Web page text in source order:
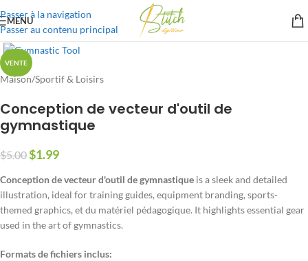
Passer à la navigation
Passer au contenu principal
MENU
VENTE
Maison/Sportif & Loisirs
Conception de vecteur d'outil de
gymnastique
$5.00$1.99
Conception de vecteur d'outil de gymnastique is a sleek and detailed
illustration, ideal for training guides,equipment branding,sports-
themed graphics, et du matériel pédagogique. It highlights essential gear
used in the art of gymnastics.
Formats de fichiers inclus: